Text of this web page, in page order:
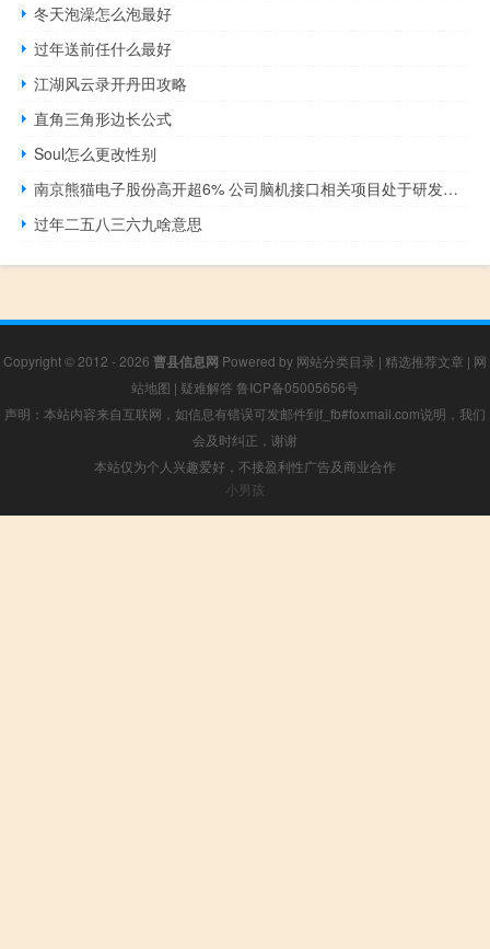
冬天泡澡怎么泡最好
过年送前任什么最好
江湖风云录开丹田攻略
直角三角形边长公式
Soul怎么更改性别
南京熊猫电子股份高开超6% 公司脑机接口相关项目处于研发过程
过年二五八三六九啥意思
Copyright © 2012 - 2026 曹县信息网 Powered by 网站分类目录 | 精选推荐文章 | 网
站地图 | 疑难解答 鲁ICP备05005656号
声明：本站内容来自互联网，如信息有错误可发邮件到f_fb#foxmail.com说明，我们
会及时纠正，谢谢
本站仅为个人兴趣爱好，不接盈利性广告及商业合作
小男孩